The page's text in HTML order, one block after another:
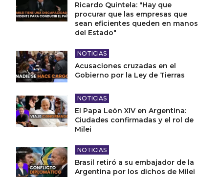
Ricardo Quintela: "Hay que
procurar que las empresas que
sean eficientes queden en manos
del Estado"
NOTICIAS
Acusaciones cruzadas en el
Gobierno por la Ley de Tierras
NOTICIAS
El Papa León XIV en Argentina:
Ciudades confirmadas y el rol de
Milei
NOTICIAS
Brasil retiró a su embajador de la
Argentina por los dichos de Milei